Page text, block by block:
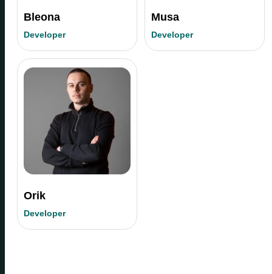
Bleona
Developer
Musa
Developer
Orik
Developer